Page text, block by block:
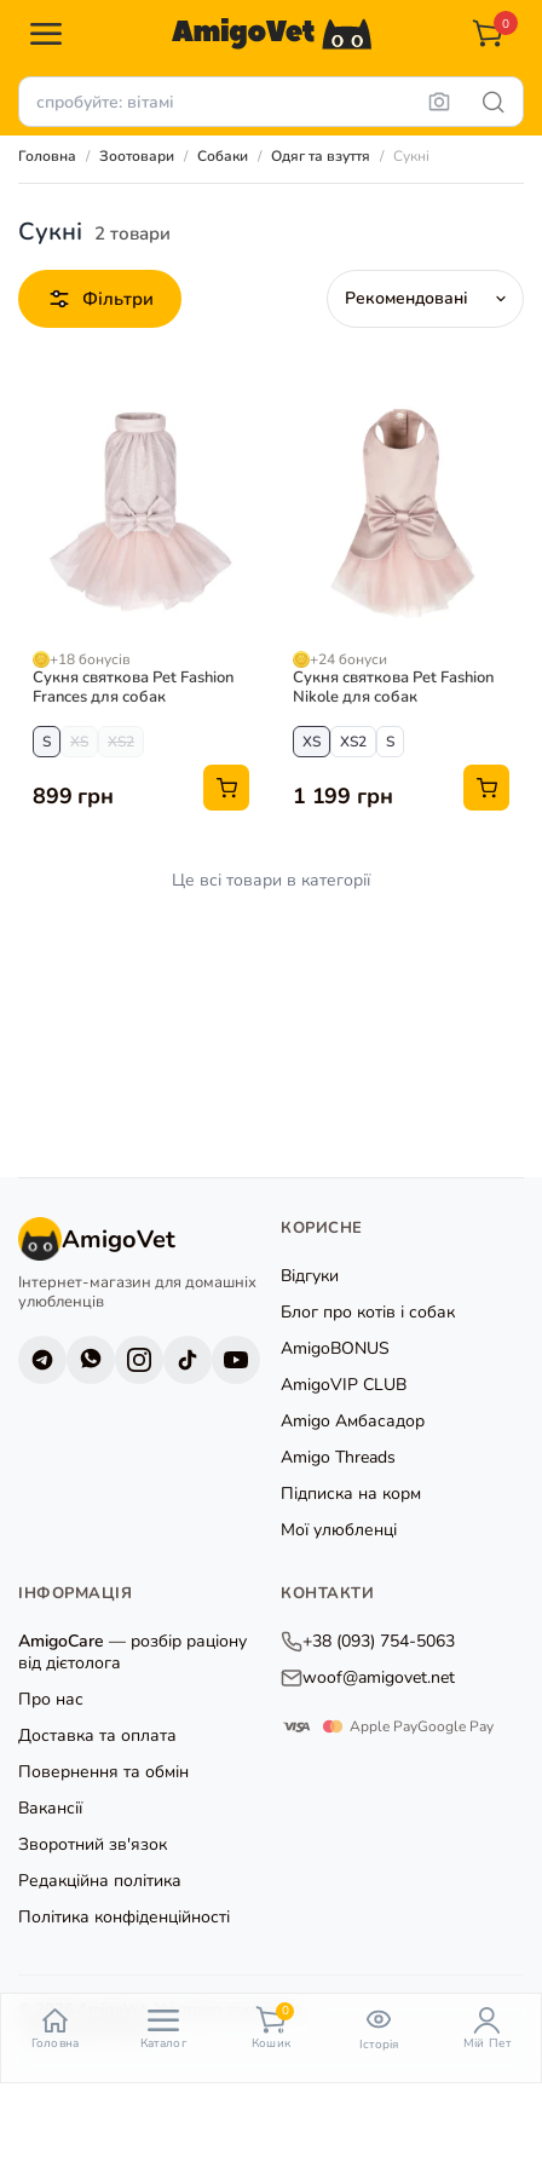
0
Головна Зоотовари Собаки Одяг та взуття Сукні
Сукні 2 товари
Фільтри
+18 бонусів
Сукня святкова Pet Fashion
Frances для собак
S XS XS2
899 грн
+24 бонуси
Сукня святкова Pet Fashion
Nikole для собак
XS XS2 S
1 199 грн
Це всі товари в категорії
AmigoVet
Інтернет-магазин для домашніх
улюбленців
КОРИСНЕ
Відгуки
Блог про котів і собак
AmigoBONUS
AmigoVIP CLUB
Amigo Амбасадор
Amigo Threads
Підписка на корм
Мої улюбленці
ІНФОРМАЦІЯ
AmigoCare — розбір раціону
від дієтолога
Про нас
Доставка та оплата
Повернення та обмін
Вакансії
Зворотний зв'язок
Редакційна політика
Політика конфіденційності
КОНТАКТИ
+38 (093) 754-5063
woof@amigovet.net
Apple PayGoogle Pay
© 2026 AmigoVet. Усі права захищено.
Угода користувача
Головна Каталог
0
пункт
Кошик
Історія Мій Пет